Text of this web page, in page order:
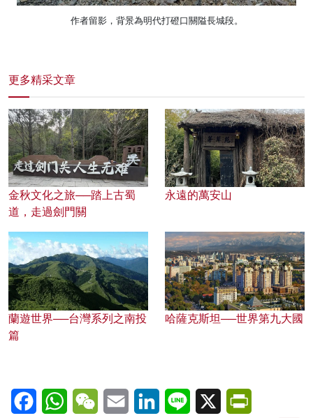
作者留影，背景為明代打磴口關隘長城段。
更多精采文章
金秋文化之旅──踏上古蜀
道，走過劍門關
永遠的萬安山
蘭遊世界──台灣系列之南投
篇
哈薩克斯坦──世界第九大國
FacebookWhatsAppWeChatEmail LinkedInLine X